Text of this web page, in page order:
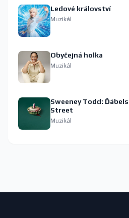
Ledové království
Muzikál
Obyčejná holka
Muzikál
Sweeney Todd:
Street
Muzikál